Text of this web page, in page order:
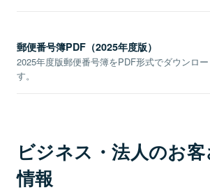
郵便番号簿PDF（2025年度版）
2025年度版郵便番号簿をPDF形式でダウンロー
す。
ビジネス・法人のお
情報